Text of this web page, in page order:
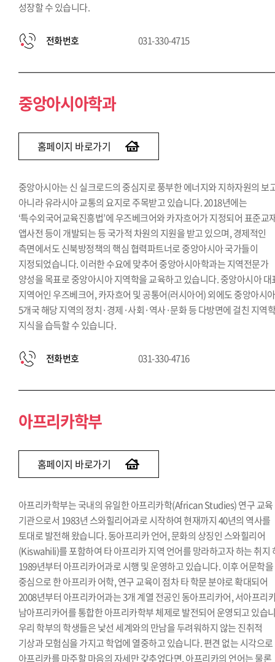
성장할 수 있습니다.
전화번호 031-330-4715
중앙아시아학과
홈페이지 바로가기
중앙아시아는 신 실크로드의 중심지로 풍부한 에너지와 지하자원의 보
아니라 유라시아 교통의 요지로 주목받고 있습니다. 2018년에는
‘특수외국어교육진흥법’에 우즈베크어와 카자흐어가 지정되어 표준교
앱사전 등이 개발되는 등 국가적 차원의 지원을 받고 있으며, 경제적인
측면에서도 신북방정책의 핵심 협력파트너로 중앙아시아 국가들이
지정되었습니다. 이러한 수요에 맞추어 중앙아시아학과는 지역전문가
양성을 목표로 중앙아시아 지역학을 교육하고 있습니다. 중앙아시아 대
지역어인 우즈베크어, 카자흐어 및 공통어(러시아어) 외에도 중앙아시아
5개국 해당 지역의 정치·경제·사회·역사·문화 등 다방면에 걸친 지역
지식을 습득할 수 있습니다.
전화번호 031-330-4716
아프리카학부
홈페이지 바로가기
아프리카학부는 국내의 유일한 아프리카학(African Studies) 연구 교육
기관으로서 1983년 스와힐리어과로 시작하여 현재까지 40년의 역사를
토대로 발전해 왔습니다. 동아프리카 언어, 문화의 상징인 스와힐리어
(Kiswahili)를 포함하여 타 아프리카 지역 언어를 망라하고자 하는 취지
1989년부터 아프리카어과로 시행 및 운영하고 있습니다. 이후 어문학을
중심으로 한 아프리카 어학, 연구 교육이 점차 타 학문 분야로 확대되어
2008년부터 아프리카어과는 3개 계열 전공인 동아프리카어, 서아프리
남아프리카어를 통합한 아프리카학부 체제로 발전되어 운영되고 있습
우리 학부의 학생들은 낯선 세계와의 만남을 두려워하지 않는 진취적
기상과 모험심을 가지고 학업에 열중하고 있습니다. 편견 없는 시각으로
아프리카를 마주할 마음의 자세만 갖추었다면, 아프리카의 언어는 물론